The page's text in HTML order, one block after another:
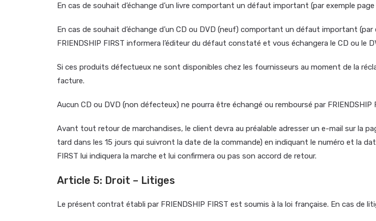
En cas de souhait d’échange d’un livre comportant un défaut important (par exemple
En cas de souhait d’échange d’un CD ou DVD (neuf) comportant un défaut important
FRIENDSHIP FIRST informera l’éditeur du défaut constaté et vous échangera le CD ou le
Si ces produits défectueux ne sont disponibles chez les fournisseurs au moment de la
facture.
Aucun CD ou DVD (non défecteux) ne pourra être échangé ou remboursé par
Avant tout retour de marchandises, le client devra au préalable adresser un e-mail sur la
tard dans les 15 jours qui suivront la date de la commande) en indiquant le numéro et la
FIRST lui indiquera la marche et lui confirmera ou pas son accord de retour.
Article 5: Droit – Litiges
Le présent contrat établi par FRIENDSHIP FIRST est soumis à la loi française. En cas de